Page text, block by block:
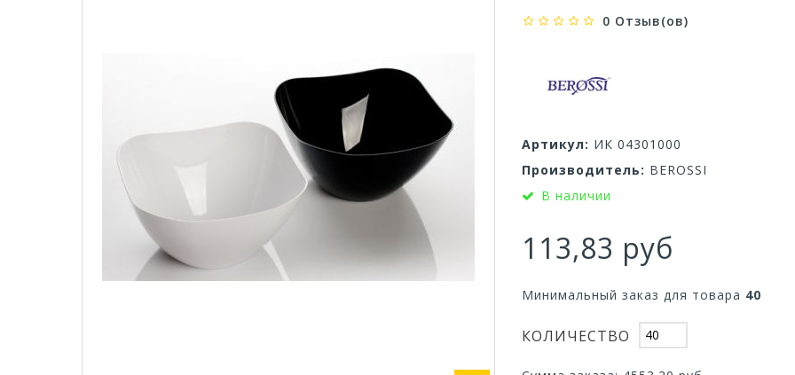
0 Отзыв(ов)
Артикул: ИК 04301000
Производитель: BEROSSI
В наличии
113,83 руб
Минимальный заказ для товара 40
КОЛИЧЕСТВО